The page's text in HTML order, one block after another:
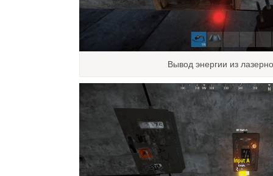
Вывод энергии из